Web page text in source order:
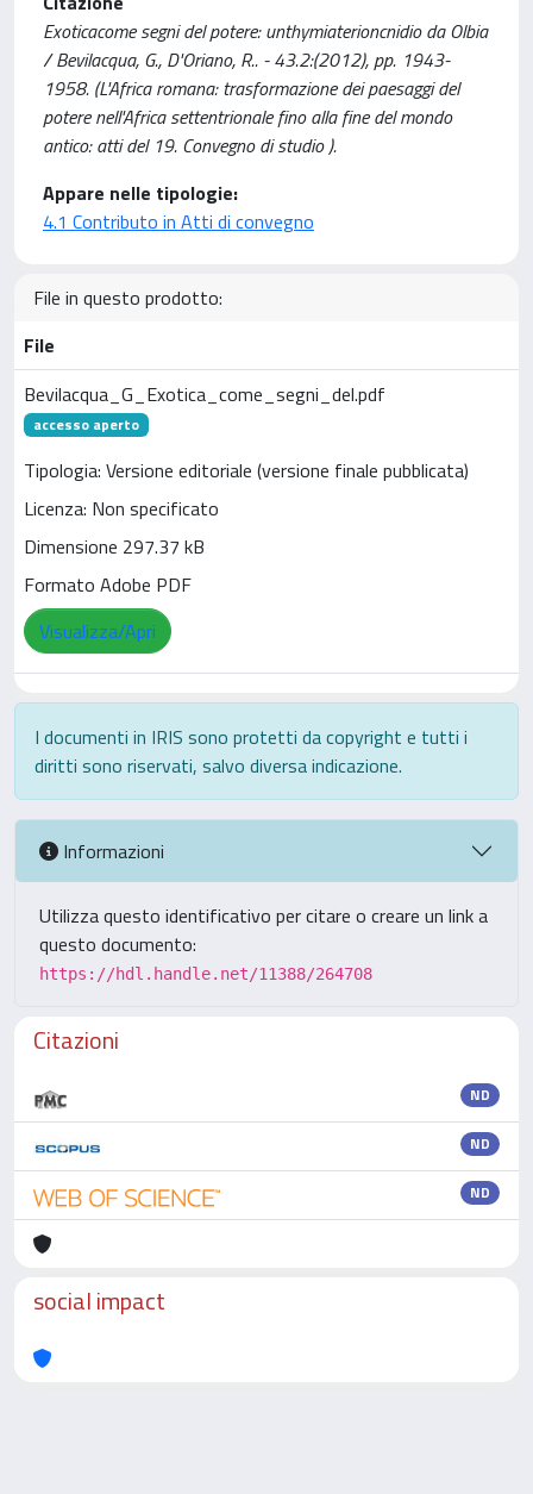
Exoticacome segni del potere: unthymiaterioncnidio da Olbia
/ Bevilacqua, G., D'Oriano, R.. - 43.2:(2012), pp. 1943-
1958. (L'Africa romana: trasformazione dei paesaggi del
potere nell'Africa settentrionale fino alla fine del mondo
antico: atti del 19. Convegno di studio ).
Appare nelle tipologie:
4.1 Contributo in Atti di convegno
File in questo prodotto:
File
Bevilacqua_G_Exotica_come_segni_del.pdf
accesso aperto
Tipologia: Versione editoriale (versione finale pubblicata)
Licenza: Non specificato
Dimensione 297.37 kB
Formato Adobe PDF
Visualizza/Apri
I documenti in IRIS sono protetti da copyright e tutti i
diritti sono riservati, salvo diversa indicazione.
Informazioni
Utilizza questo identificativo per citare o creare un link a
questo documento:
https://hdl.handle.net/11388/264708
Citazioni
ND
ND
ND
social impact